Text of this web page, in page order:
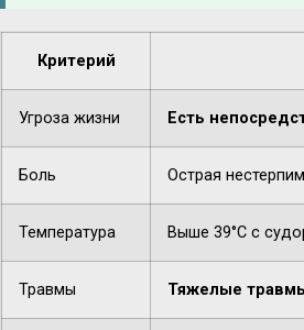
Критерий
Угроза жизни Есть
Боль Острая
Температура Выше 39°C с
Травмы Тяжелые